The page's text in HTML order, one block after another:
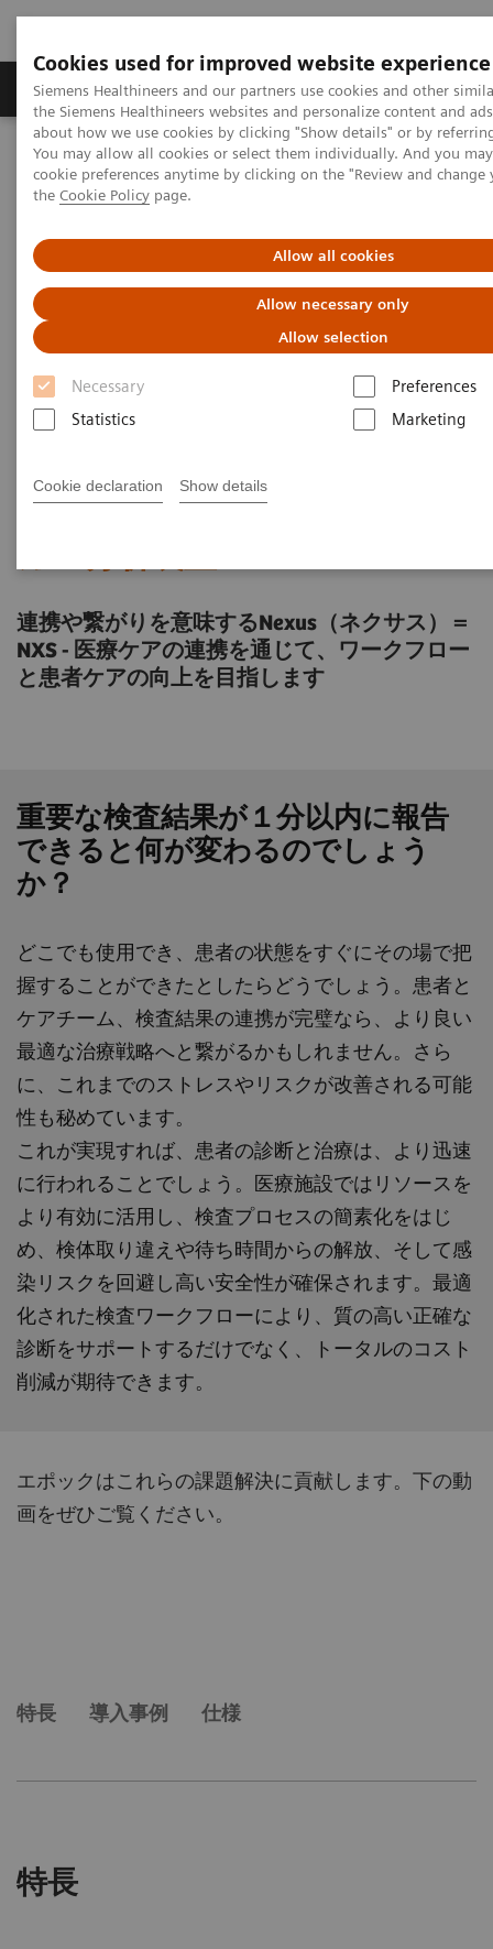
Cookies used for improved website experience
Siemens Healthineers and our partners use cookies and other
the Siemens Healthineers websites and personalize content and
about how we use cookies by clicking "Show details" or by
You may allow all cookies or select them individually. And you
cookie preferences anytime by clicking on the "Review and
the Cookie Policy page.
Allow all cookies
Allow necessary only
Allow selection
Necessary
Preferences
Statistics
Marketing
Cookie declaration Show details
製品＆サービス サポート情報 Insights
ホーム ポイント・オブ・ケア
血液ガス分析
血液ガス分析装置
NXSホスト搭載エポック
連携や繋がりを意味するNexus（ネクサス）＝
NXS - 医療ケアの連携を通じて、ワークフロー
と患者ケアの向上を目指します
重要な検査結果が１分以内に報告
できると何が変わるのでしょう
か？
どこでも使用でき、患者の状態をすぐにその場で把
握することができたとしたらどうでしょう。患者と
ケアチーム、検査結果の連携が完璧なら、より良い
最適な治療戦略へと繋がるかもしれません。さら
に、これまでのストレスやリスクが改善される可能
性も秘めています。
これが実現すれば、患者の診断と治療は、より迅速
に行われることでしょう。医療施設ではリソースを
より有効に活用し、検査プロセスの簡素化をはじ
め、検体取り違えや待ち時間からの解放、そして感
染リスクを回避し高い安全性が確保されます。最適
化された検査ワークフローにより、質の高い正確な
診断をサポートするだけでなく、トータルのコスト
削減が期待できます。
エポックはこれらの課題解決に貢献します。下の動
画をぜひご覧ください。
特長 導入事例 仕様
特長